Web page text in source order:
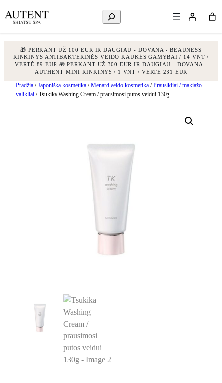
🎁 PERKANT UŽ 100 EUR IR DAUGIAU - DOVANA - BEAUNESS
RINKINYS ANTIBAKTERINĖS VEIDO KAUKĖS GAMYBAI / 14 VNT /
VERTĖ 89 EUR 🎁 PERKANT UŽ 300 EUR IR DAUGIAU - DOVANA -
AUTHENT MINI RINKINYS / 1 VNT / VERTĖ 231 EUR
Ieškoti
Pradžia /Japoniška kosmetika /Menard veido kosmetika /Prausikliai / makiažo
valikliai / Tsukika Washing Cream / prausimosi putos veidui 130g